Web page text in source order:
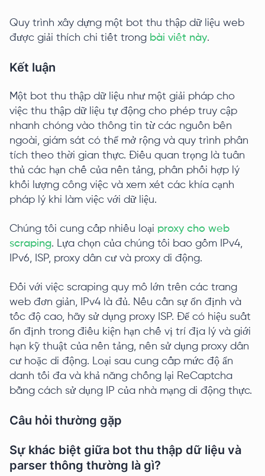
Quy trình xây dựng một bot thu thập dữ liệu web
được giải thích chi tiết trong bài viết này.
Kết luận
Một bot thu thập dữ liệu như một giải pháp cho
việc thu thập dữ liệu tự động cho phép truy cập
nhanh chóng vào thông tin từ các nguồn bên
ngoài, giám sát có thể mở rộng và quy trình phân
tích theo thời gian thực. Điều quan trọng là tuân
thủ các hạn chế của nền tảng, phân phối hợp lý
khối lượng công việc và xem xét các khía cạnh
pháp lý khi làm việc với dữ liệu.
Chúng tôi cung cấp nhiều loại proxy cho web
scraping. Lựa chọn của chúng tôi bao gồm IPv4,
IPv6, ISP, proxy dân cư và proxy di động.
Đối với việc scraping quy mô lớn trên các trang
web đơn giản, IPv4 là đủ. Nếu cần sự ổn định và
tốc độ cao, hãy sử dụng proxy ISP. Để có hiệu suất
ổn định trong điều kiện hạn chế vị trí địa lý và giới
hạn kỹ thuật của nền tảng, nên sử dụng proxy dân
cư hoặc di động. Loại sau cung cấp mức độ ẩn
danh tối đa và khả năng chống lại ReCaptcha
bằng cách sử dụng IP của nhà mạng di động thực.
Câu hỏi thường gặp
Sự khác biệt giữa bot thu thập dữ liệu và
parser thông thường là gì?